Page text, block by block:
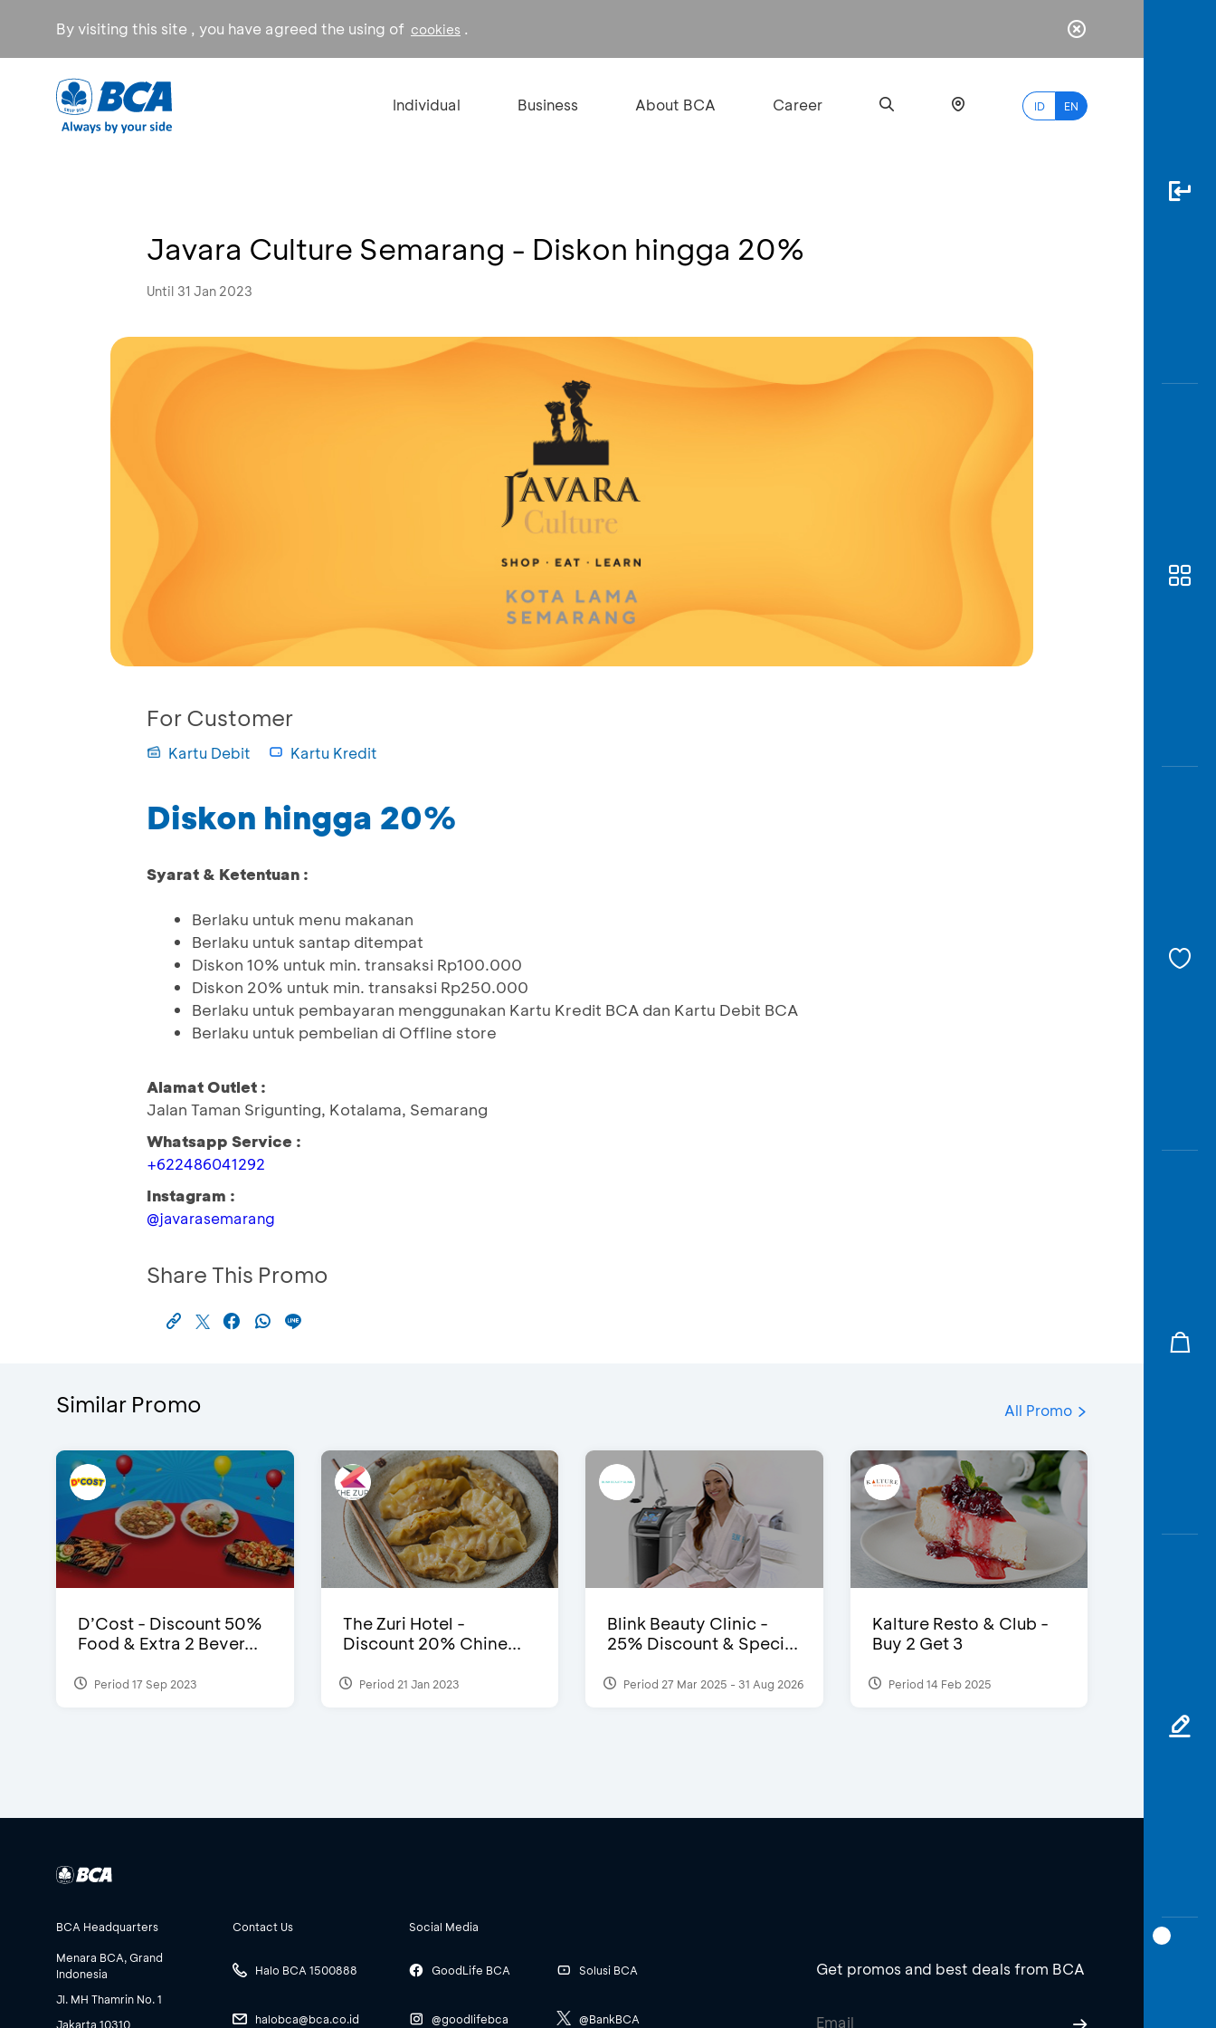
By visiting this site , you have agreed the using of cookies .
Individual Business About BCA Career ID EN
Javara Culture Semarang - Diskon hingga 20%
Until 31 Jan 2023
For Customer
Kartu Debit Kartu Kredit
Diskon hingga 20%
Syarat & Ketentuan :
Berlaku untuk menu makanan
Berlaku untuk santap ditempat
Diskon 10% untuk min. transaksi Rp100.000
Diskon 20% untuk min. transaksi Rp250.000
Berlaku untuk pembayaran menggunakan Kartu Kredit BCA dan Kartu Debit BCA
Berlaku untuk pembelian di Offline store
Alamat Outlet :
Jalan Taman Srigunting, Kotalama, Semarang
Whatsapp Service :
+622486041292
Instagram :
@javarasemarang
Share This Promo
Similar Promo All Promo
D’Cost - Discount 50%
Food & Extra 2 Bever...
Period 17 Sep 2023
The Zuri Hotel -
Discount 20% Chine...
Period 21 Jan 2023
Blink Beauty Clinic -
25% Discount & Speci...
Period 27 Mar 2025 - 31 Aug 2026
Kalture Resto & Club -
Buy 2 Get 3
Period 14 Feb 2025
BCA Headquarters
Menara BCA, Grand
Indonesia
Jl. MH Thamrin No. 1
Jakarta 10310
Contact Us
Halo BCA 1500888
halobca@bca.co.id
Social Media
GoodLife BCA
@goodlifebca
Solusi BCA
@BankBCA
Get promos and best deals from BCA